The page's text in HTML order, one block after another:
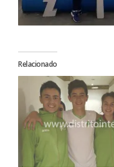
Relacionado